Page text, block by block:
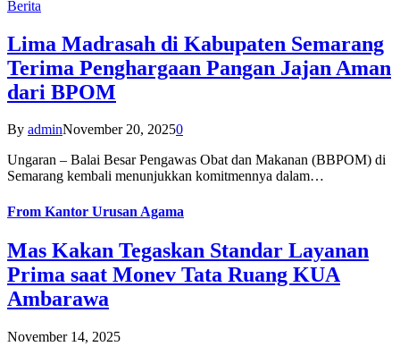
Berita
Lima Madrasah di Kabupaten Semarang
Terima Penghargaan Pangan Jajan Aman
dari BPOM
By adminNovember 20, 20250
Ungaran – Balai Besar Pengawas Obat dan Makanan (BBPOM) di
Semarang kembali menunjukkan komitmennya dalam…
From Kantor Urusan Agama
Mas Kakan Tegaskan Standar Layanan
Prima saat Monev Tata Ruang KUA
Ambarawa
November 14, 2025